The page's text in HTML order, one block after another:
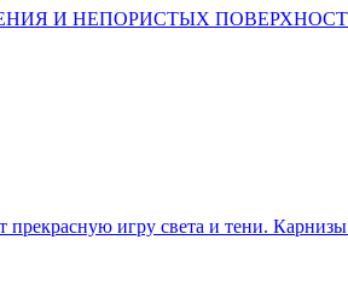
И НЕПОРИСТЫХ
прекрасную игру света и тени.